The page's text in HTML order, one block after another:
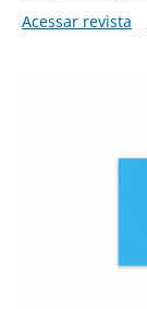
Acessar revista